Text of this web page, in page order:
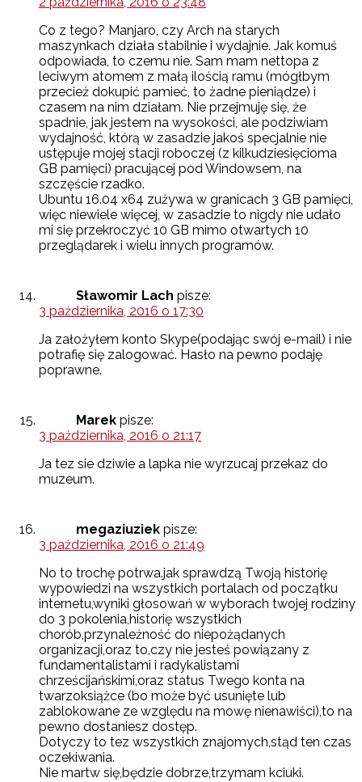
Co z tego? Manjaro, czy Arch na starych
maszynkach działa stabilnie i wydajnie. Jak komuś
odpowiada, to czemu nie. Sam mam nettopa z
leciwym atomem z małą ilością ramu (mógłbym
przecież dokupić pamieć, to żadne pieniądze) i
czasem na nim działam. Nie przejmuję się, że
spadnie, jak jestem na wysokości, ale podziwiam
wydajność, którą w zasadzie jakoś specjalnie nie
ustępuje mojej stacji roboczej (z kilkudziesięcioma
GB pamięci) pracującej pod Windowsem, na
szczęście rzadko.
Ubuntu 16.04 x64 zużywa w granicach 3 GB pamięci,
więc niewiele więcej, w zasadzie to nigdy nie udało
mi się przekroczyć 10 GB mimo otwartych 10
przeglądarek i wielu innych programów.
Sławomir Lach pisze:
3 października, 2016 o 17:30
Ja założyłem konto Skype(podając swój e-mail) i nie
potrafię się zalogować. Hasło na pewno podaję
poprawne.
Marek pisze:
3 października, 2016 o 21:17
Ja tez sie dziwie a lapka nie wyrzucaj przekaz do
muzeum.
megaziuziek pisze:
3 października, 2016 o 21:49
No to trochę potrwa.jak sprawdzą Twoją historię
wypowiedzi na wszystkich portalach od początku
internetu,wyniki głosowań w wyborach twojej rodziny
do 3 pokolenia,historię wszystkich
chorób,przynależność do niepożądanych
organizacji,oraz to,czy nie jesteś powiązany z
fundamentalistami i radykalistami
chrześcijańskimi,oraz status Twego konta na
twarzoksiążce (bo może być usunięte lub
zablokowane ze względu na mowę nienawiści),to na
pewno dostaniesz dostęp.
Dotyczy to tez wszystkich znajomych,stąd ten czas
oczekiwania.
Nie martw się,będzie dobrze,trzymam kciuki.